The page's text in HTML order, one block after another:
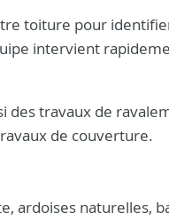
toiture pour
intervient
des travaux de
de couverture.
ardoises naturelles,